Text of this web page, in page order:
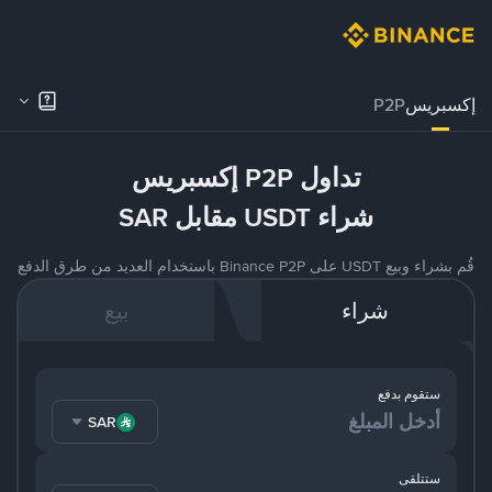
إكسبريسP2P
تداول P2P إكسبريس
شراء USDT مقابل SAR
قُم بشراء وبيع USDT على Binance P2P باستخدام العديد من طرق الدفع
شراء بيع
ستقوم بدفع
SAR
ستتلقى